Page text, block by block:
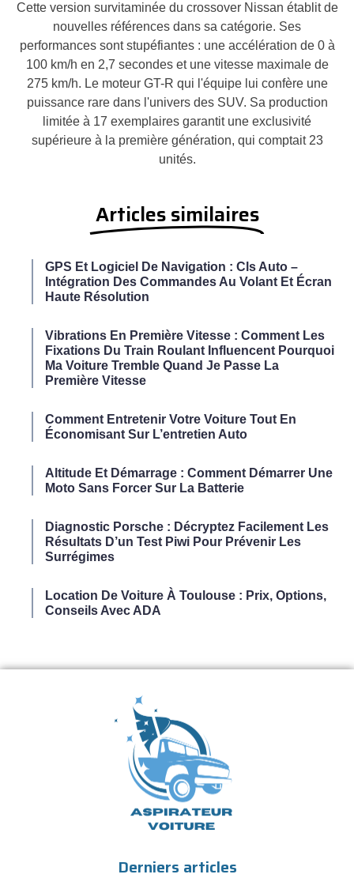
Cette version survitaminée du crossover Nissan établit de
nouvelles références dans sa catégorie. Ses
performances sont stupéfiantes : une accélération de 0 à
100 km/h en 2,7 secondes et une vitesse maximale de
275 km/h. Le moteur GT-R qui l'équipe lui confère une
puissance rare dans l'univers des SUV. Sa production
limitée à 17 exemplaires garantit une exclusivité
supérieure à la première génération, qui comptait 23
unités.
Articles similaires
GPS Et Logiciel De Navigation : Cls Auto –
Intégration Des Commandes Au Volant Et Écran
Haute Résolution
Vibrations En Première Vitesse : Comment Les
Fixations Du Train Roulant Influencent Pourquoi
Ma Voiture Tremble Quand Je Passe La
Première Vitesse
Comment Entretenir Votre Voiture Tout En
Économisant Sur L’entretien Auto
Altitude Et Démarrage : Comment Démarrer Une
Moto Sans Forcer Sur La Batterie
Diagnostic Porsche : Décryptez Facilement Les
Résultats D’un Test Piwi Pour Prévenir Les
Surrégimes
Location De Voiture À Toulouse : Prix, Options,
Conseils Avec ADA
Derniers articles